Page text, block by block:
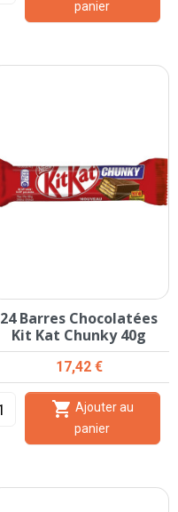
panier
24 Barres Chocolatées
Kit Kat Chunky 40g
Prix
17,42 €

panier